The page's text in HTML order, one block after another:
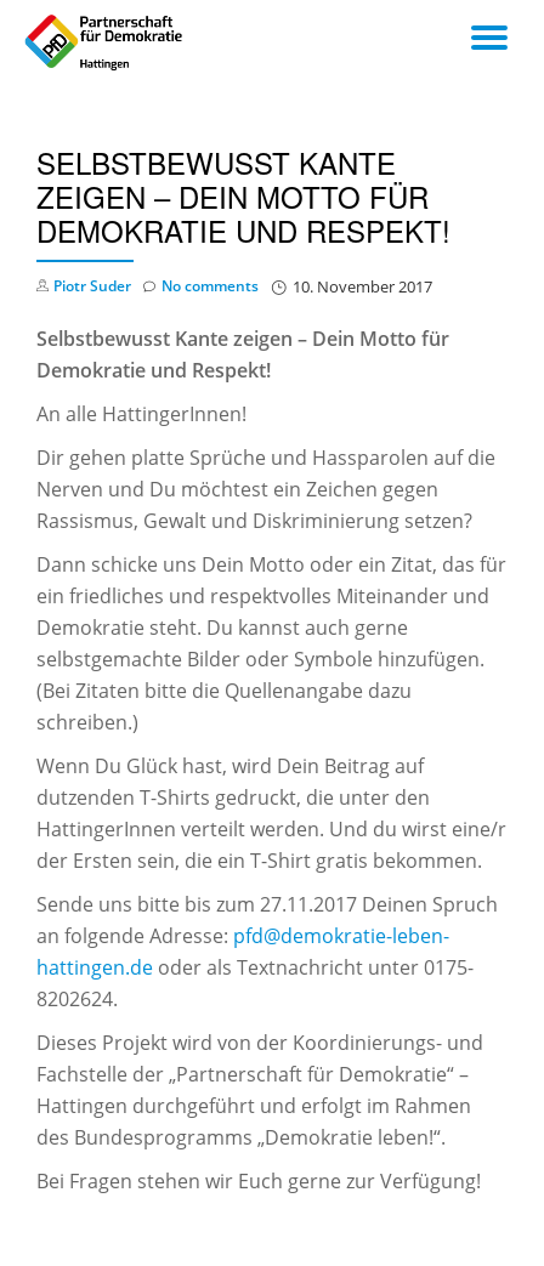
SELBSTBEWUSST KANTE
ZEIGEN – DEIN MOTTO FÜR
DEMOKRATIE UND RESPEKT!
Piotr Suder 10. November 2017
No comments
Selbstbewusst Kante zeigen – Dein Motto für
Demokratie und Respekt!
An alle HattingerInnen!
Dir gehen platte Sprüche und Hassparolen auf die
Nerven und Du möchtest ein Zeichen gegen
Rassismus, Gewalt und Diskriminierung setzen?
Dann schicke uns Dein Motto oder ein Zitat, das für
ein friedliches und respektvolles Miteinander und
Demokratie steht. Du kannst auch gerne
selbstgemachte Bilder oder Symbole hinzufügen.
(Bei Zitaten bitte die Quellenangabe dazu
schreiben.)
Wenn Du Glück hast, wird Dein Beitrag auf
dutzenden T-Shirts gedruckt, die unter den
HattingerInnen verteilt werden. Und du wirst eine/r
der Ersten sein, die ein T-Shirt gratis bekommen.
Sende uns bitte bis zum 27.11.2017 Deinen Spruch
an folgende Adresse: pfd@demokratie-leben-
hattingen.de oder als Textnachricht unter 0175-
8202624.
Dieses Projekt wird von der Koordinierungs- und
Fachstelle der „Partnerschaft für Demokratie“ –
Hattingen durchgeführt und erfolgt im Rahmen
des Bundesprogramms „Demokratie leben!“.
Bei Fragen stehen wir Euch gerne zur Verfügung!